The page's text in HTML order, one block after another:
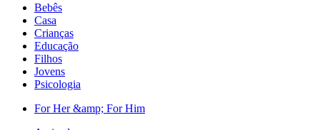
Bebês
Casa
Crianças
Educação
Filhos
Jovens
Psicologia
For Her &amp; For Him